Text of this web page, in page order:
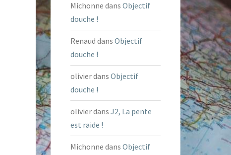
Michonne dans Objectif
douche !
Renaud dans Objectif
douche !
olivierdans Objectif
douche !
olivierdans J2, La pente
est raide !
Michonne dans Objectif